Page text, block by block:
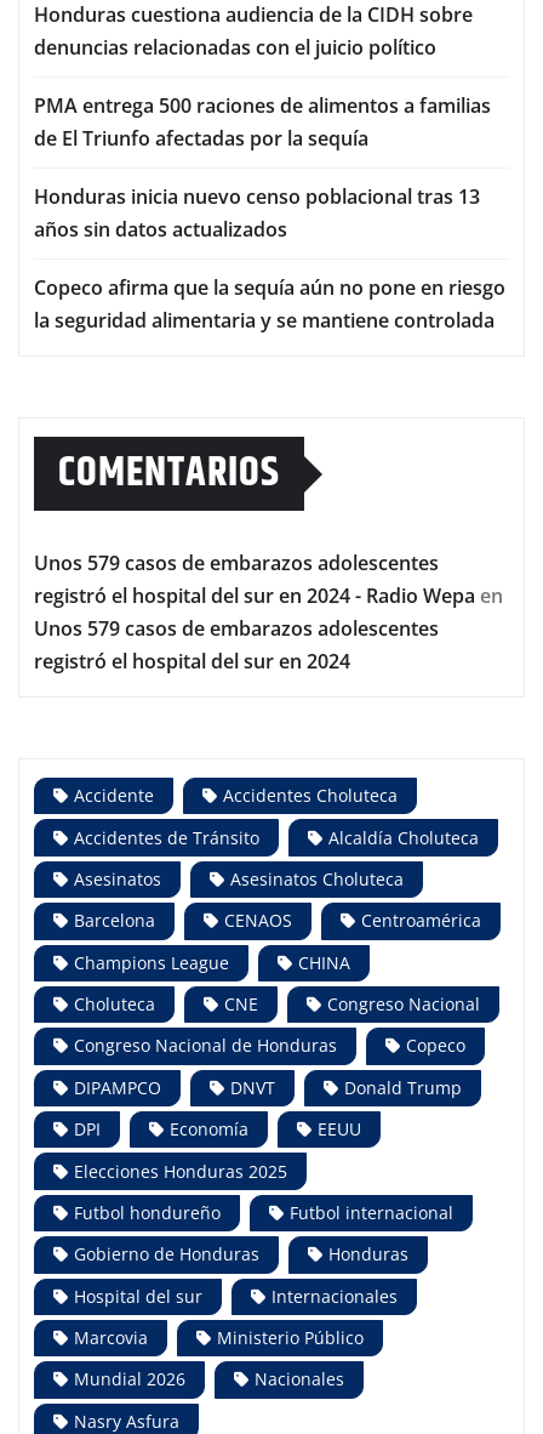
Honduras cuestiona audiencia de la CIDH sobre
denuncias relacionadas con el juicio político
PMA entrega 500 raciones de alimentos a familias
de El Triunfo afectadas por la sequía
Honduras inicia nuevo censo poblacional tras 13
años sin datos actualizados
Copeco afirma que la sequía aún no pone en riesgo
la seguridad alimentaria y se mantiene controlada
COMENTARIOS
Unos 579 casos de embarazos adolescentes
registró el hospital del sur en 2024 - Radio Wepa en
Unos 579 casos de embarazos adolescentes
registró el hospital del sur en 2024
Accidente
Accidentes Choluteca
Accidentes de Tránsito
Alcaldía Choluteca
Asesinatos
Asesinatos Choluteca
Barcelona
CENAOS
Centroamérica
Champions League
CHINA
Choluteca
CNE
Congreso Nacional
Congreso Nacional de Honduras
Copeco
DIPAMPCO
DNVT
Donald Trump
DPI
Economía
EEUU
Elecciones Honduras 2025
Futbol hondureño
Futbol internacional
Gobierno de Honduras
Honduras
Hospital del sur
Internacionales
Marcovia
Ministerio Público
Mundial 2026
Nacionales
Nasry Asfura